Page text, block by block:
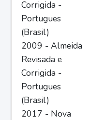
Corrigida -
Portugues
(Brasil)
2009 - Almeida
Revisada e
Corrigida -
Portugues
(Brasil)
2017 - Nova